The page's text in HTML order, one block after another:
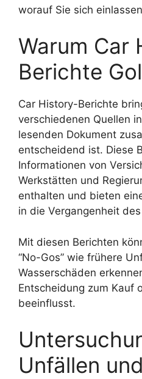
worauf Sie sich
Warum Car
Berichte
Car History-Berichte
verschiedenen Quellen
lesenden Dokument
entscheidend ist. Diese
Informationen von
Werkstätten und
enthalten und bieten
in die Vergangenheit
Mit diesen Berichten
“No-Gos” wie frühere
Wasserschäden
Entscheidung zum Kauf
beeinflusst.
Unfällen